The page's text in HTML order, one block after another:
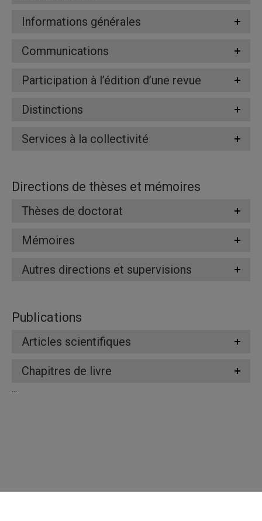
Informations générales
Communications
Participation à l’édition d’une revue
Distinctions
Services à la collectivité
Directions de thèses et mémoires
Thèses de doctorat
Mémoires
Autres directions et supervisions
Publications
Articles scientifiques
Chapitres de livre
...